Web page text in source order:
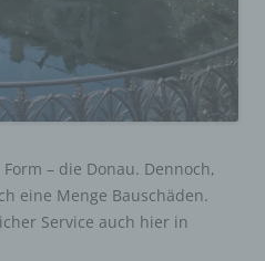
– die Donau. Dennoch,
eine Menge Bauschäden.
Service auch hier in